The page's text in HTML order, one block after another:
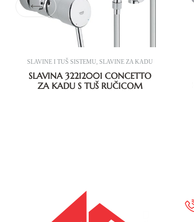
SLAVINE I TUŠ SISTEMU, SLAVINE ZA KADU
SLAVINA 32212001 CONCETTO
ZA KADU S TUŠ RUČICOM